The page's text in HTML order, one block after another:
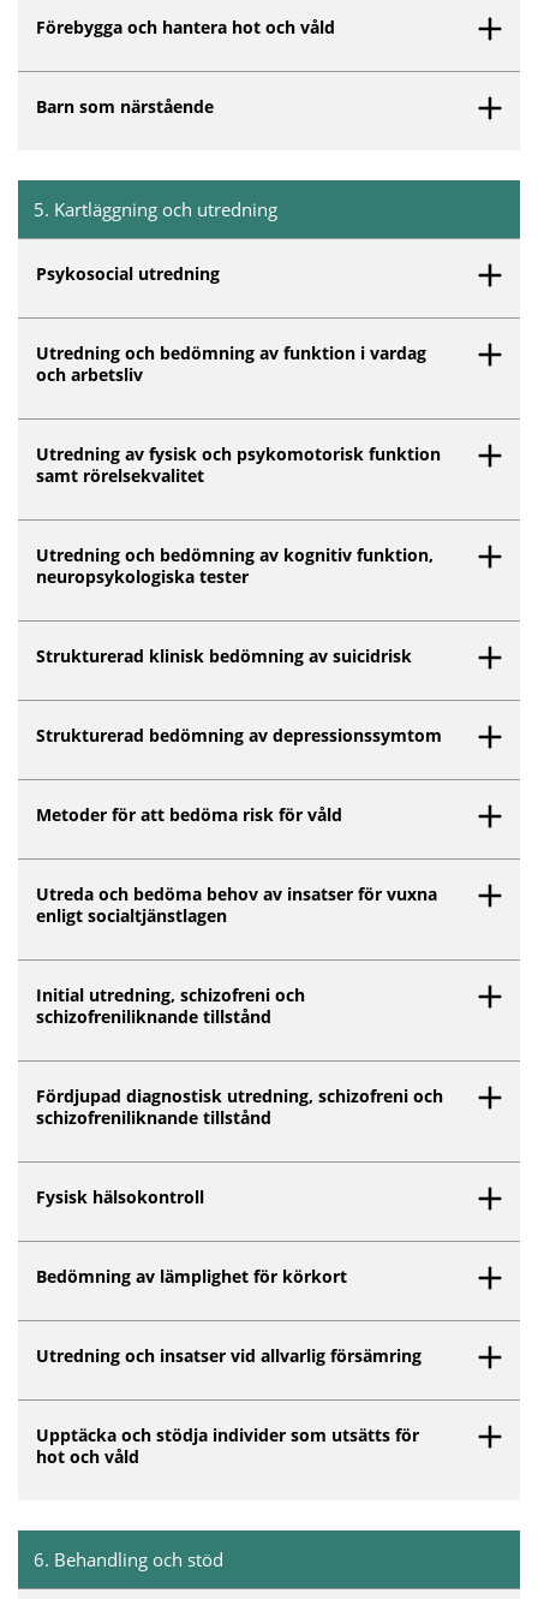
Förebygga och hantera hot och våld
Barn som närstående
5. Kartläggning och utredning
Psykosocial utredning
Utredning och bedömning av funktion i vardag
och arbetsliv
Utredning av fysisk och psykomotorisk funktion
samt rörelsekvalitet
Utredning och bedömning av kognitiv funktion,
neuropsykologiska tester
Strukturerad klinisk bedömning av suicidrisk
Strukturerad bedömning av depressionssymtom
Metoder för att bedöma risk för våld
Utreda och bedöma behov av insatser för vuxna
enligt socialtjänstlagen
Initial utredning, schizofreni och
schizofreniliknande tillstånd
Fördjupad diagnostisk utredning, schizofreni och
schizofreniliknande tillstånd
Fysisk hälsokontroll
Bedömning av lämplighet för körkort
Utredning och insatser vid allvarlig försämring
Upptäcka och stödja individer som utsätts för
hot och våld
6. Behandling och stöd